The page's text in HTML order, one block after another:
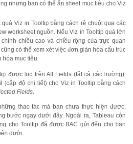
nhưng bạn có thể ẩn sheet mục tiêu cho Viz
quả Viz in Tooltip bằng cách rê chuột qua các
worksheet nguồn. Nếu Viz in Tooltip quá lớn
chiều cao và chiều rộng của trực quan
có thể xem xét việc đơn giản hóa cấu trúc
hóa mục tiêu.
được lọc trên All Fields (tất cả các trường).
(cấp độ chi tiết) cho Viz in Tooltip bằng cách
Fields.
thao tác mà bạn chưa thực hiện được,
bước ngay dưới đây. Ngoài ra, Tableau còn
cho Tooltip đã được BAC gửi đến cho bạn
dưới.